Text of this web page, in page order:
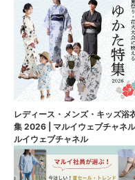
レディース・メンズ・キッズ浴
集 2026 | マルイウェブチャネ
ルイウェブチャネル